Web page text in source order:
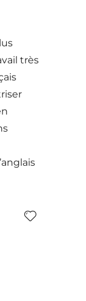
très